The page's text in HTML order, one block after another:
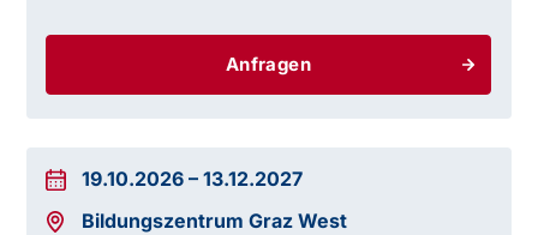
Anfragen
19.10.2026 –13.12.2027
Bildungszentrum Graz West